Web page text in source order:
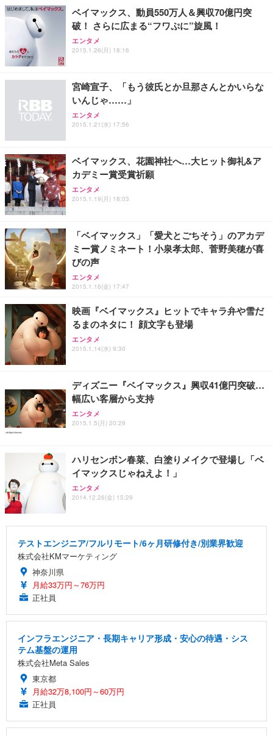
務用 おしゃれ パソコンチェア (ホワイト)
ANDWINT オフィスチェア デスクチェア 肘なし メ
ッシュ 通気性 ランバーサポート付き 腰サポート ガ
ス圧無段階昇降 360度回転 キャスター付き コンパク
【MiniLED/24.5inch/280Hz/FHD】GRAPHT THE S
HOOTER Gaming Monitor 24” Essential ゲーミン
グモニター QD 24.5インチ 1ms FHD 量子ドット 残
アイリスオーヤマ ペットシーツ 超厚型 お徳用 レギ
ュラー 200枚入【Amazon.co.jp限定】
ベイマックス、動員550万人＆興収70億円突
破！ さらに広まる“フワぷに”旋風！
エンタメ
2015.1.26(月) 18:16
宮崎宣子、「もう彼氏とか旦那さんとかいらな
いんじゃ……」
エンタメ
2015.1.21(水) 17:56
ベイマックス、花園神社へ…大ヒット御礼&ア
カデミー賞受賞祈願
エンタメ
2015.1.19(月) 18:03
「ベイマックス」「愛犬とごちそう」のアカデ
ミー賞ノミネート！小泉孝太郎、菅野美穂が喜
びの声
エンタメ
2015.1.16(金) 17:47
映画『ベイマックス』ヒットでキャラ弁や雪だ
るまのネタに！ 顔文字も登場
エンタメ
2015.1.14(水) 9:30
ディズニー『ベイマックス』興収41億円突破…
幅広い客層から支持
エンタメ
2015.1.5(月) 20:29
ハリセンボン春菜、白塗りメイクで登場し「ベ
イマックスじゃねえよ！」
エンタメ
2014.12.26(金) 15:29
テストエンジニア/フルリモート/6ヶ月研修付き/別業界歓迎
株式会社KMマーケティング
神奈川県
月給33万円～76万円
正社員
インフラエンジニア・長期キャリア形成・安心の待遇・シス
テム基盤の運用
株式会社Meta Sales
東京都
月給32万8,100円～60万円
正社員